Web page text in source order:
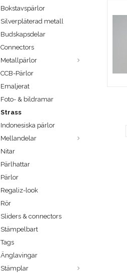
Bokstavspärlor
Silverpläterad metall
Budskapsdelar
Connectors
Metallpärlor
CCB-Pärlor
Emaljerat
Foto- & bildramar
Strass
Indonesiska pärlor
Mellandelar
Nitar
Pärlhattar
Pärlor
Regaliz-look
Rör
Sliders & connectors
Stämpelbart
Tags
Änglavingar
Stämplar